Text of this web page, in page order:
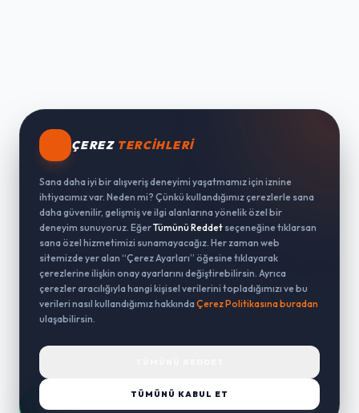
ÇEREZ TERCIHLERI
Sana daha iyi bir alışveriş deneyimi yaşatmamız için iznine
ihtiyacımız var. Neden mi? Çünkü kullandığımız çerezlerle sana
daha güvenilir, gelişmiş ve ilgi alanlarına yönelik özel bir
deneyim sunuyoruz. EğerTümünü Reddet seçeneğine tıklarsan
sana özel hizmetimizi sunamayacağız. Her zaman web
sitemizde yer alan “Çerez Ayarları” öğesine tıklayarak
çerezlerine ilişkin onay ayarlarını değiştirebilirsin. Ayrıca
çerezler aracılığıyla hangi kişisel verilerini topladığımızı ve bu
verileri nasıl kullandığımız hakkında Çerez Politikasına buradan
ulaşabilirsin.
TÜMÜNÜ KABUL ET